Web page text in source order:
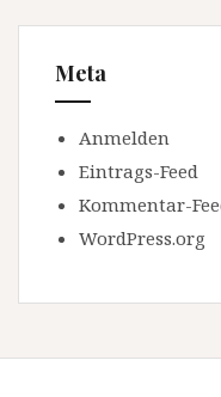
Meta
Anmelden
Eintrags-Feed
Kommentar-
WordPress.org